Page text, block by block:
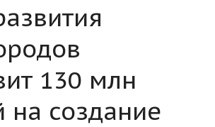
130 млн
на создание